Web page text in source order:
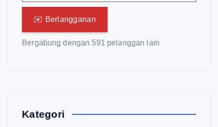
✉️ Berlangganan
Bergabung dengan 591 pelanggan lain
Kategori